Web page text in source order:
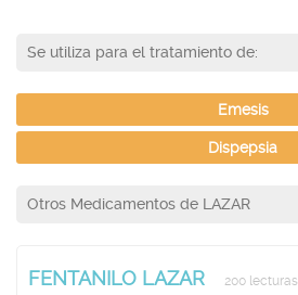
Se utiliza para el tratamiento de:
Emesis
Dispepsia
Otros Medicamentos de LAZAR
FENTANILO LAZAR 200 lecturas